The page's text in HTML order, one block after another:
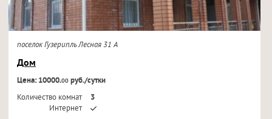
поселок Гузерипль Лесная 31 А
Дом
Цена: 10000.00руб./сутки
Количество комнат
3
Интернет